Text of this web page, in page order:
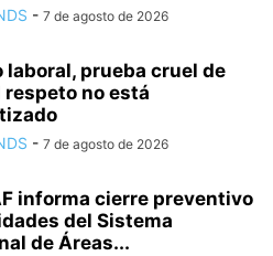
- 7 de agosto de 2026
laboral, prueba cruel de
respeto no está
- 7 de agosto de 2026
informa cierre preventivo
del Sistema
de Áreas...